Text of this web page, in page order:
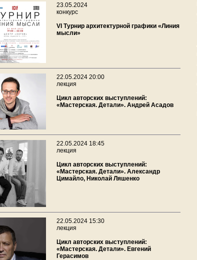
23.05.2024
конкурс
VI Турнир архитектурной графики «Линия
мысли»
22.05.2024 20:00
лекция
Цикл авторских выступлений:
«Мастерская. Детали». Андрей Асадов
22.05.2024 18:45
лекция
Цикл авторских выступлений:
«Мастерская. Детали». Александр
Цимайло, Николай Ляшенко
22.05.2024 15:30
лекция
Цикл авторских выступлений:
«Мастерская. Детали». Евгений
Герасимов